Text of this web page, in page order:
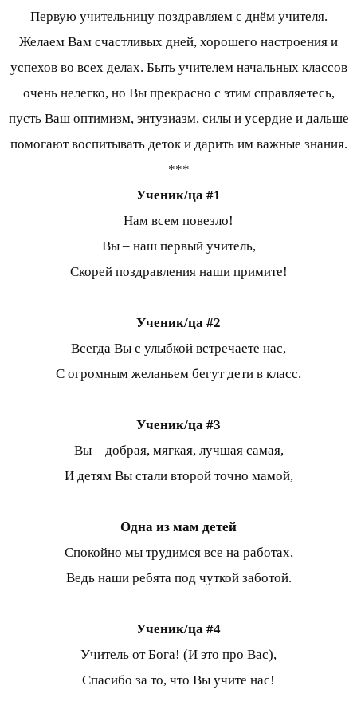
Первую учительницу поздравляем с днём учителя.
Желаем Вам счастливых дней, хорошего настроения и
успехов во всех делах. Быть учителем начальных классов
очень нелегко, но Вы прекрасно с этим справляетесь,
пусть Ваш оптимизм, энтузиазм, силы и усердие и дальше
помогают воспитывать деток и дарить им важные знания.
***
Ученик/ца #1
Нам всем повезло!
Вы – наш первый учитель,
Скорей поздравления наши примите!
Ученик/ца #2
Всегда Вы с улыбкой встречаете нас,
С огромным желаньем бегут дети в класс.
Ученик/ца #3
Вы – добрая, мягкая, лучшая самая,
И детям Вы стали второй точно мамой,
Одна из мам детей
Спокойно мы трудимся все на работах,
Ведь наши ребята под чуткой заботой.
Ученик/ца #4
Учитель от Бога! (И это про Вас),
Спасибо за то, что Вы учите нас!